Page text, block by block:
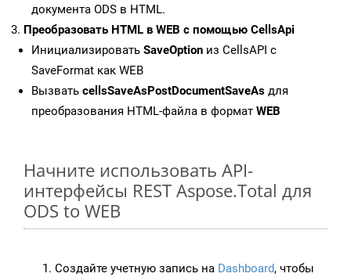
документа ODS в HTML.
Преобразовать HTML в WEB с помощью CellsApi
Инициализировать SaveOption из CellsAPI с
SaveFormat как WEB
Вызвать cellsSaveAsPostDocumentSaveAs для
преобразования HTML-файла в формат WEB
Начните использовать API-
интерфейсы REST Aspose.Total для
ODS to WEB
Создайте учетную запись на Dashboard, чтобы